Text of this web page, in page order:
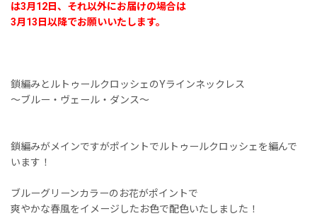
は3月12日、それ以外にお届けの場合は
3月13日以降でお願いいたします。
鎖編みとルトゥールクロッシェのYラインネックレス
〜ブルー・ヴェール・ダンス〜
鎖編みがメインですがポイントでルトゥールクロッシェを編んで
います！
ブルーグリーンカラーのお花がポイントで
爽やかな春風をイメージしたお色で配色いたしました！